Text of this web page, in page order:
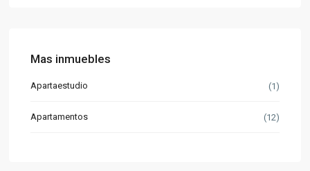
Mas inmuebles
Apartaestudio (1)
Apartamentos (12)